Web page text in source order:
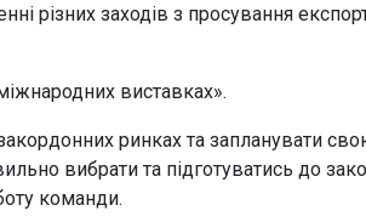
різних заходів з просування
виставках».
ринках та запланувати
вибрати та підготуватись до
команди.